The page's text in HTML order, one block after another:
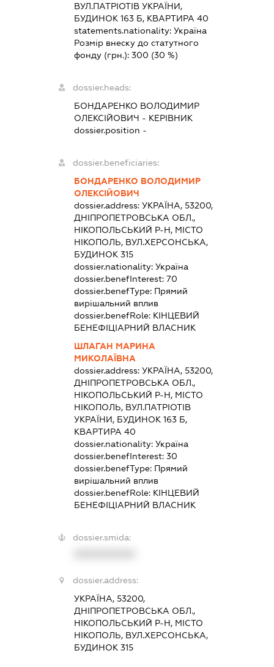
ВУЛ.ПАТРІОТІВ УКРАЇНИ,
БУДИНОК 163 Б, КВАРТИРА 40
statements.nationality: Україна
Розмір внеску до статутного
фонду (грн.): 300 (30 %)
dossier.heads:
БОНДАРЕНКО ВОЛОДИМИР
ОЛЕКСІЙОВИЧ - КЕРІВНИК
dossier.position -
dossier.beneficiaries:
БОНДАРЕНКО ВОЛОДИМИР
ОЛЕКСІЙОВИЧ
dossier.address: УКРАЇНА, 53200,
ДНІПРОПЕТРОВСЬКА ОБЛ.,
НІКОПОЛЬСЬКИЙ Р-Н, МІСТО
НІКОПОЛЬ, ВУЛ.ХЕРСОНСЬКА,
БУДИНОК 315
dossier.nationality: Україна
dossier.benefInterest: 70
dossier.benefType: Прямий
вирішальний вплив
dossier.benefRole: КІНЦЕВИЙ
БЕНЕФІЦІАРНИЙ ВЛАСНИК
ШЛАГАН МАРИНА
МИКОЛАЇВНА
dossier.address: УКРАЇНА, 53200,
ДНІПРОПЕТРОВСЬКА ОБЛ.,
НІКОПОЛЬСЬКИЙ Р-Н, МІСТО
НІКОПОЛЬ, ВУЛ.ПАТРІОТІВ
УКРАЇНИ, БУДИНОК 163 Б,
КВАРТИРА 40
dossier.nationality: Україна
dossier.benefInterest: 30
dossier.benefType: Прямий
вирішальний вплив
dossier.benefRole: КІНЦЕВИЙ
БЕНЕФІЦІАРНИЙ ВЛАСНИК
dossier.smida:
dossier.address:
УКРАЇНА, 53200,
ДНІПРОПЕТРОВСЬКА ОБЛ.,
НІКОПОЛЬСЬКИЙ Р-Н, МІСТО
НІКОПОЛЬ, ВУЛ.ХЕРСОНСЬКА,
БУДИНОК 315